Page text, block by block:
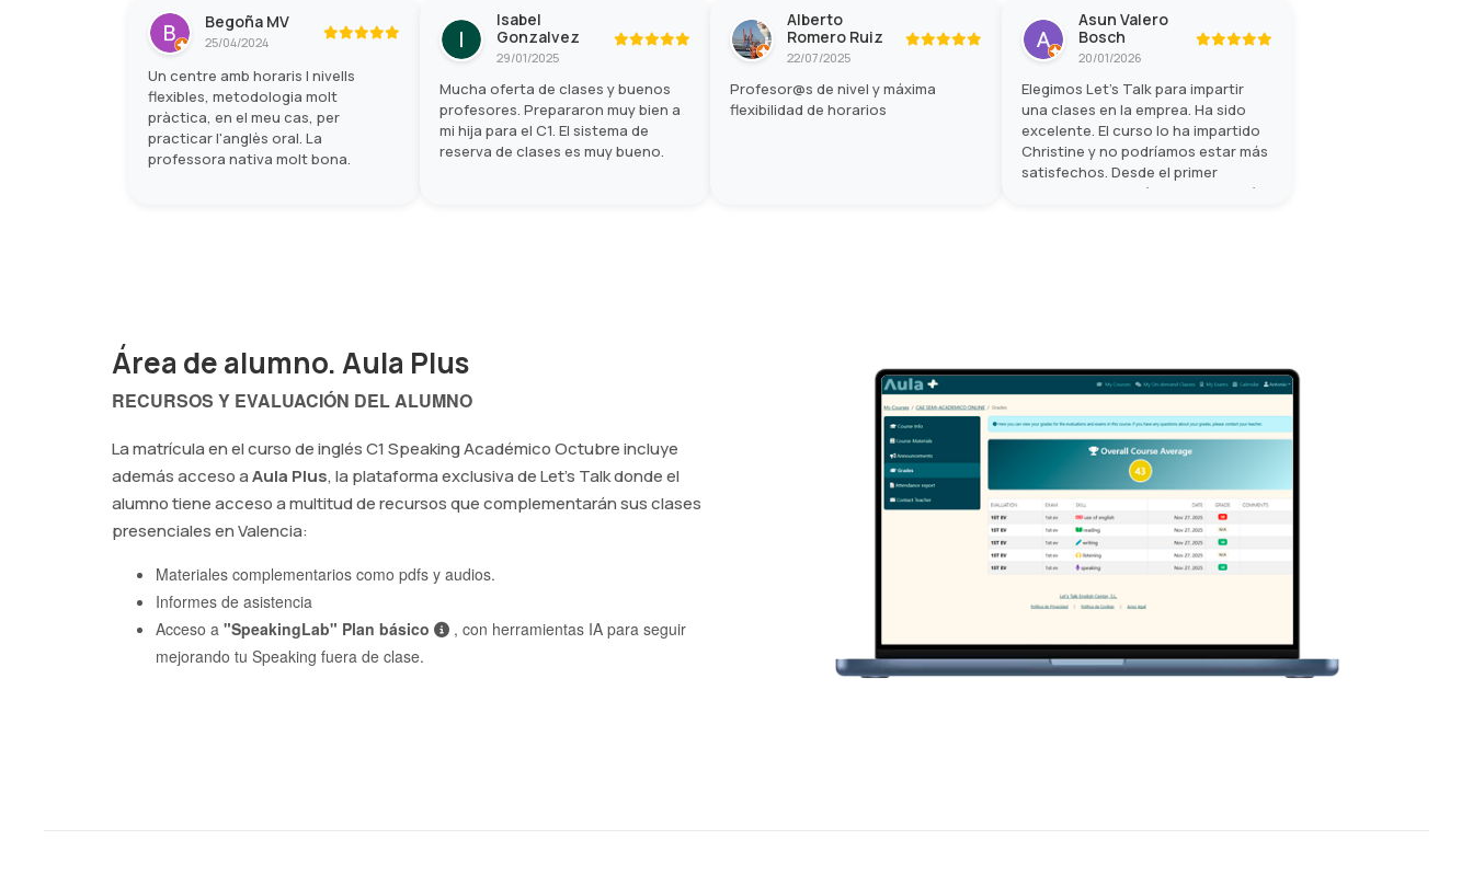
Let's Talk superó todas mis
expectativas.
muchísimo gracias a ella.
Begoña MV
25/04/2024
Un centre amb horaris I nivells
flexibles, metodologia molt
pràctica, en el meu cas, per
practicar l'anglès oral. La
professora nativa molt bona.
Isabel
Gonzalvez
29/01/2025
Mucha oferta de clases y buenos
profesores. Prepararon muy bien a
mi hija para el C1. El sistema de
reserva de clases es muy bueno.
Alberto
Romero Ruiz
22/07/2025
Profesor@s de nivel y máxima
flexibilidad de horarios
Asun Valero
Bosch
20/01/2026
Elegimos Let’s Talk para impartir
una clases en la emprea. Ha sido
excelente. El curso lo ha impartido
Christine y no podríamos estar más
satisfechos. Desde el primer
momento destacó por su cercanía,
duda, una formación muy
recomendable.
Área de alumno. Aula Plus
RECURSOS Y EVALUACIÓN DEL ALUMNO
La matrícula en el curso de inglés C1 Speaking Académico Octubre incluye
además acceso aAula Plus, la plataforma exclusiva de Let's Talk donde el
alumno tiene acceso a multitud de recursos que complementarán sus clases
presenciales en Valencia:
Materiales complementarios como pdfs y audios.
Informes de asistencia
Acceso a "SpeakingLab" Plan básico
, con herramientas IA para seguir
mejorando tu Speaking fuera de clase.